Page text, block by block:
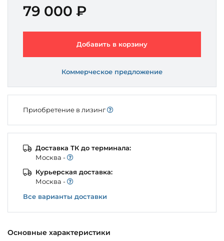
Основные характеристики
79 000 ₽
Добавить в корзину
Коммерческое предложение
Приобретение в лизинг
Доставка ТК до терминала:
Моcква -
Курьерская доставка:
Моcква -
Все варианты доставки